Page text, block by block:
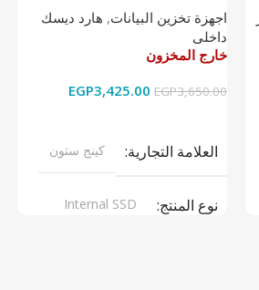
اجهزة تخزين البيانات, هارد ديسك
داخلى
خارج المخزون
EGP3,650.00
EGP3,425.00
العلامة التجارية كينج ستون
نوع المنتج Internal SSD